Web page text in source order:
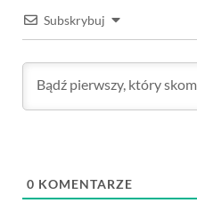
Subskrybuj
0 KOMENTARZE